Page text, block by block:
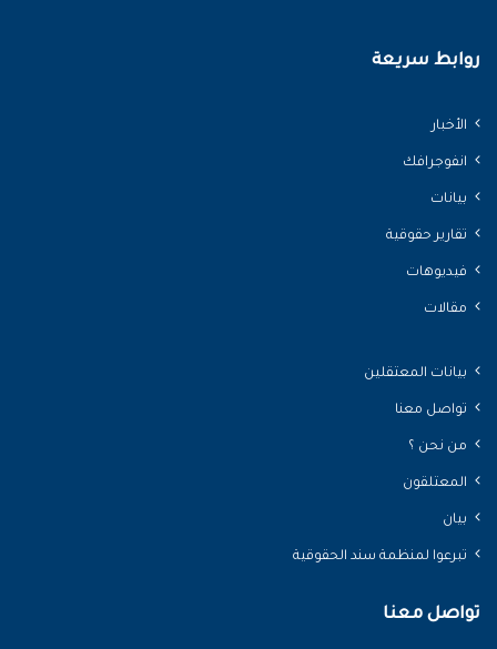
روابط سريعة
الأخبار
انفوجرافك
بيانات
تقارير حقوقية
فيديوهات
مقالات
بيانات المعتقلين
تواصل معنا
من نحن ؟
المعتلقون
بيان
تبرعوا لمنظمة سند الحقوقية
تواصل معنا